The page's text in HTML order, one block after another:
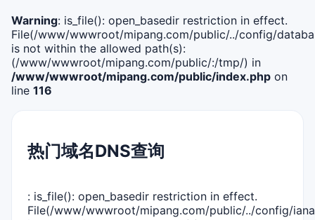
Warning: is_file(): open_basedir restriction in effect.
File(/www/wwwroot/mipang.com/public/../config/
is not within the allowed path(s):
(/www/wwwroot/mipang.com/public/:/tmp/) in
/www/wwwroot/mipang.com/public/index.php on
line 116
热门域名DNS查询
: is_file(): open_basedir restriction in effect.
File(/www/wwwroot/mipang.com/public/../config/